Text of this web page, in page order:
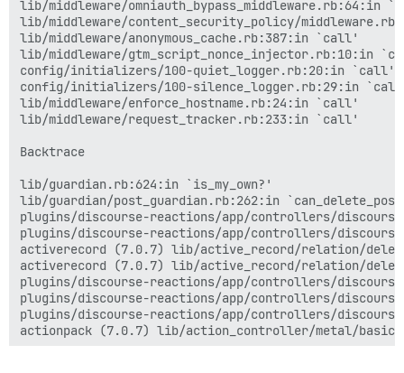
lib/middleware/omniauth_bypass_middleware.rb:64:in
lib/middleware/content_security_policy/
lib/middleware/anonymous_cache.rb:387:in `call'
lib/middleware/gtm_script_nonce_injector.rb:10:in
config/initializers/100-quiet_logger.rb:20:in `call'
config/initializers/100-silence_logger.rb:29:in
lib/middleware/enforce_hostname.rb:24:in `call'
lib/middleware/request_tracker.rb:233:in `call'
Backtrace
lib/guardian.rb:624:in `is_my_own?'
lib/guardian/post_guardian.rb:262:in
plugins/discourse-reactions/app/controllers/
plugins/discourse-reactions/app/controllers/
activerecord (7.0.7) lib/active_record/relation/
activerecord (7.0.7) lib/active_record/relation/
plugins/discourse-reactions/app/controllers/
plugins/discourse-reactions/app/controllers/
plugins/discourse-reactions/app/controllers/
actionpack (7.0.7) lib/action_controller/metal/